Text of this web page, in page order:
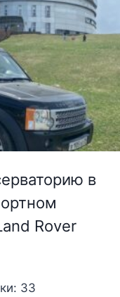
в
Rover
33